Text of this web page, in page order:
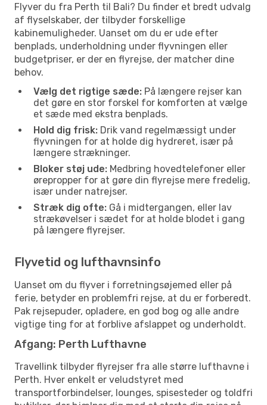
Flyver du fra Perth til Bali? Du finder et bredt udvalg
af flyselskaber, der tilbyder forskellige
kabinemuligheder. Uanset om du er ude efter
benplads, underholdning under flyvningen eller
budgetpriser, er der en flyrejse, der matcher dine
behov.
Vælg det rigtige sæde: På længere rejser kan
det gøre en stor forskel for komforten at vælge
et sæde med ekstra benplads.
Hold dig frisk: Drik vand regelmæssigt under
flyvningen for at holde dig hydreret, især på
længere strækninger.
Bloker støj ude: Medbring hovedtelefoner eller
ørepropper for at gøre din flyrejse mere fredelig,
især under natrejser.
Stræk dig ofte: Gå i midtergangen, eller lav
strækøvelser i sædet for at holde blodet i gang
på længere flyrejser.
Flyvetid og lufthavnsinfo
Uanset om du flyver i forretningsøjemed eller på
ferie, betyder en problemfri rejse, at du er forberedt.
Pak rejsepuder, opladere, en god bog og alle andre
vigtige ting for at forblive afslappet og underholdt.
Afgang: Perth Lufthavne
Travellink tilbyder flyrejser fra alle større lufthavne i
Perth. Hver enkelt er veludstyret med
transportforbindelser, lounges, spisesteder og toldfri